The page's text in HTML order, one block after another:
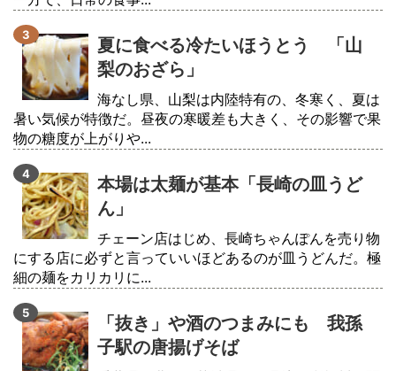
夏に食べる冷たいほうとう 「山
梨のおざら」
海なし県、山梨は内陸特有の、冬寒く、夏は
暑い気候が特徴だ。昼夜の寒暖差も大きく、その影響で果
物の糖度が上がりや...
本場は太麺が基本「長崎の皿うど
ん」
チェーン店はじめ、長崎ちゃんぽんを売り物
にする店に必ずと言っていいほどあるのが皿うどんだ。極
細の麺をカリカリに...
「抜き」や酒のつまみにも 我孫
子駅の唐揚げそば